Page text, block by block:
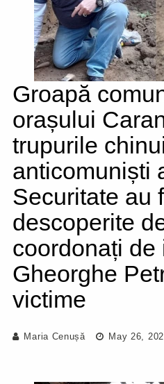
Groapă
orașului
trupurile
anticomuniști
Securitate au
descoperite
coordonați de
Gheorghe
victime
Maria Cenușă May 26,